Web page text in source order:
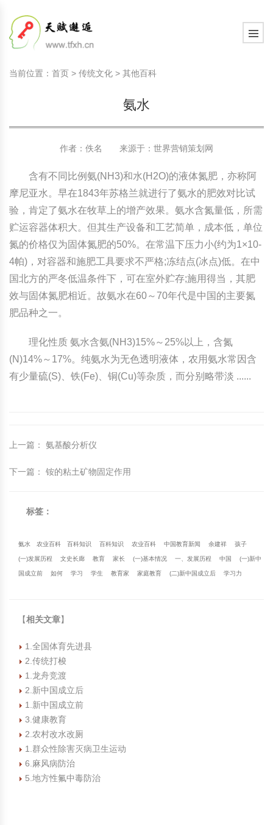
国内教育动态
国际教育动态
天赋教育知识
天赋教育研究
学习心智
学习动力
学习管理
学习力教育基础知识
学习力教育专家余建祥专题
现代家庭教育知识
现代家庭文化建设
教育观察室
教育思考
教育研究
教育百科
中国传统文化
诗词歌赋赏析
国内教育动态
国际教育动态
天赋教育知识
天赋教育研究
学习心智
学习动力
学习管理
学习力教育基础知识
学习力教育专家余建祥专题
现代家庭教育知识
现代家庭文化建设
教育观察室
教育思考
教育研究
教育百科
中国传统文化
诗词歌赋赏析
其他百科
当前位置： 首页 > 传统文化 > 其他百科
氨水
作者：佚名 来源于： 世界营销策划网
含有不同比例氨(NH3)和水(H2O)的液体氮肥，亦称阿
摩尼亚水。早在1843年苏格兰就进行了氨水的肥效对比试
验，肯定了氨水在牧草上的增产效果。氨水含氮量低，所需
贮运容器体积大。但其生产设备和工艺简单，成本低，单位
氮的价格仅为固体氮肥的50%。在常温下压力小(约为1×10-
4帕)，对容器和施肥工具要求不严格;冻结点(冰点)低。在中
国北方的严冬低温条件下，可在室外贮存;施用得当，其肥
效与固体氮肥相近。故氨水在60～70年代是中国的主要氮
肥品种之一。
理化性质 氨水含氨(NH3)15%～25%以上，含氮
(N)14%～17%。纯氨水为无色透明液体，农用氨水常因含
有少量硫(S)、铁(Fe)、铜(Cu)等杂质，而分别略带淡 ......
上一篇 ： 氨基酸分析仪
下一篇 ： 铵的粘土矿物固定作用
标签：
氨水 农业百科 百科知识 百科知识 农业百科 中国教育新闻 余建祥 孩子
(一)发展历程 文史长廊 教育 家长 (一)基本情况 一、发展历程 中国 (一)新中
国成立前 如何 学习 学生 教育家 家庭教育 (二)新中国成立后 学习力
【相关文章】
1.全国体育先进县
2.传统打梭
1.龙舟竞渡
2.新中国成立后
1.新中国成立前
3.健康教育
2.农村改水改厕
1.群众性除害灭病卫生运动
6.麻风病防治
5.地方性氟中毒防治